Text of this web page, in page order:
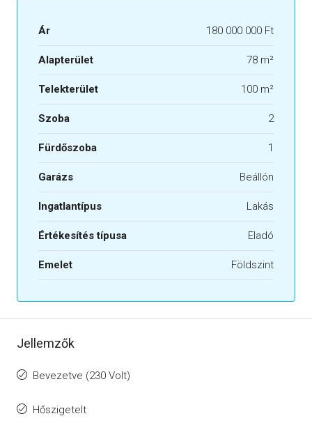
Ár 180 000 000 Ft
Alapterület 78 m²
Telekterület 100 m²
Szoba 2
Fürdőszoba 1
Garázs Beállón
Ingatlantípus Lakás
Értékesítés típusa Eladó
Emelet Földszint
Jellemzők
Bevezetve (230 Volt)
Hőszigetelt